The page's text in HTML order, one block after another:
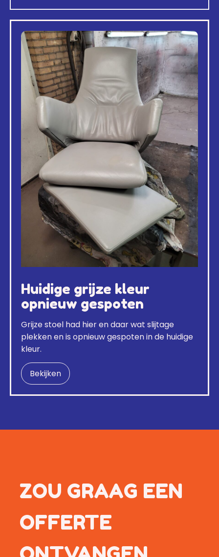
Huidige grijze kleur
opnieuw gespoten
Grijze stoel had hier en daar wat slijtage
plekken en is opnieuw gespoten in de huidige
kleur.
Bekijken
ZOU GRAAG EEN
OFFERTE